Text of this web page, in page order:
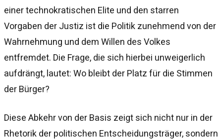
einer technokratischen Elite und den starren
Vorgaben der Justiz ist die Politik zunehmend von der
Wahrnehmung und dem Willen des Volkes
entfremdet. Die Frage, die sich hierbei unweigerlich
aufdrängt, lautet: Wo bleibt der Platz für die Stimmen
der Bürger?
Diese Abkehr von der Basis zeigt sich nicht nur in der
Rhetorik der politischen Entscheidungsträger, sondern